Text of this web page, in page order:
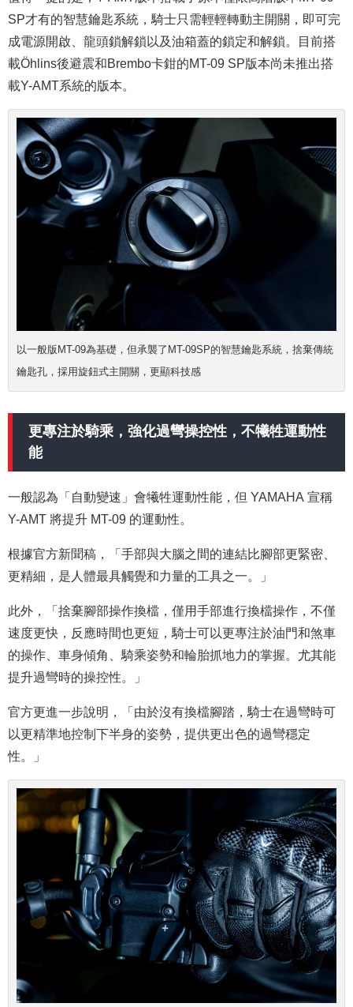
SP才有的智慧鑰匙系統，騎士只需輕輕轉動主開關，即可完
成電源開啟、龍頭鎖解鎖以及油箱蓋的鎖定和解鎖。目前搭
載Öhlins後避震和Brembo卡鉗的MT-09 SP版本尚未推出搭
載Y-AMT系統的版本。
以一般版MT-09為基礎，但承襲了MT-09SP的智慧鑰匙系統，捨棄傳統
鑰匙孔，採用旋鈕式主開關，更顯科技感
更專注於騎乘，強化過彎操控性，不犧牲運動性
能
一般認為「自動變速」會犧牲運動性能，但 YAMAHA 宣稱
Y-AMT 將提升 MT-09 的運動性。
根據官方新聞稿，「手部與大腦之間的連結比腳部更緊密、
更精細，是人體最具觸覺和力量的工具之一。」
此外，「捨棄腳部操作換檔，僅用手部進行換檔操作，不僅
速度更快，反應時間也更短，騎士可以更專注於油門和煞車
的操作、車身傾角、騎乘姿勢和輪胎抓地力的掌握。尤其能
提升過彎時的操控性。」
官方更進一步說明，「由於沒有換檔腳踏，騎士在過彎時可
以更精準地控制下半身的姿勢，提供更出色的過彎穩定
性。」